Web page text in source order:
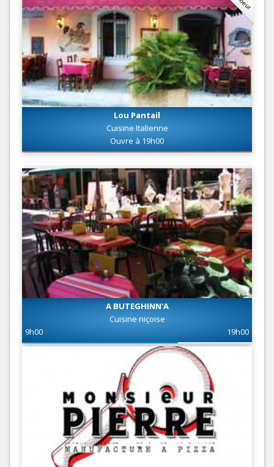
Lou Pantail
Cuisine Italienne
Ouvre à 19h00
A BUTEGHINN'A
Cuisine niçoise
9h00
19h00